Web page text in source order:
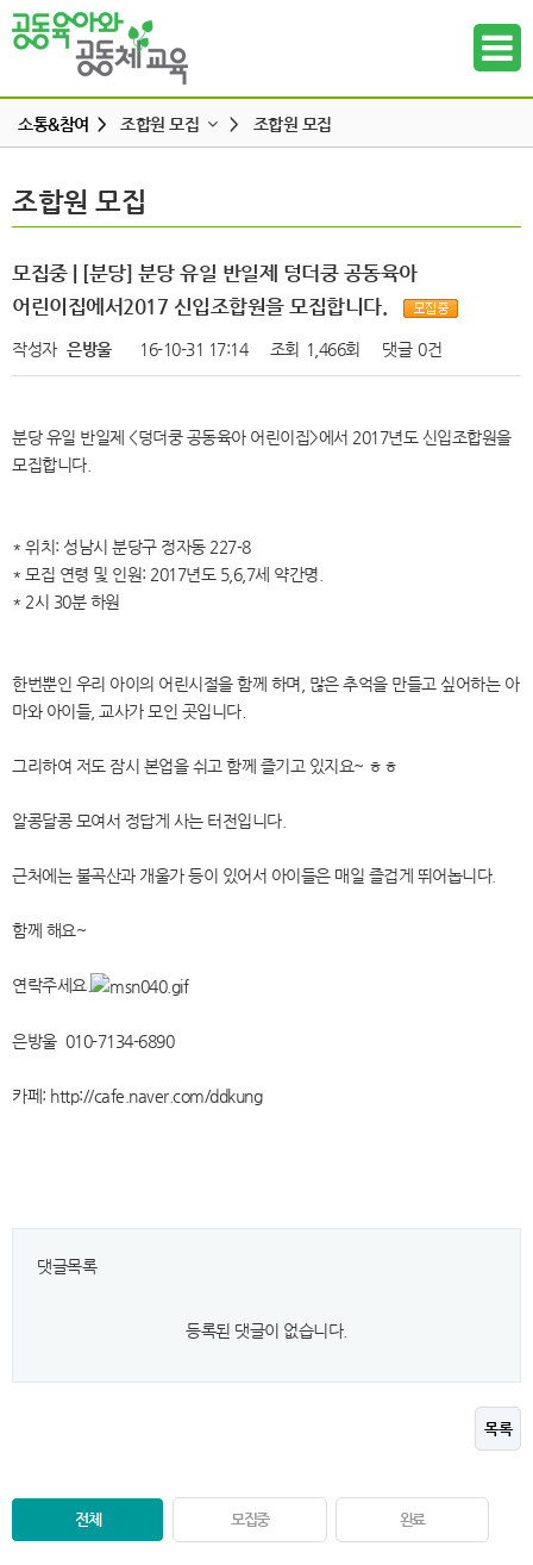
하위메뉴
하위메뉴
하위메뉴
소통&참여 > 조합원 모집 >
공동육아 ing
터전 소식
나도 한마디
조합원 모집
조합원 모집
모집중 | [분당] 분당 유일 반일제 덩더쿵 공동육아
어린이집에서2017 신입조합원을 모집합니다.
작성자 은방울 16-10-31 17:14 조회 1,466회 댓글 0건
분당 유일 반일제 <덩더쿵 공동육아 어린이집>에서 2017년도 신입조합원을
모집합니다.
* 위치: 성남시 분당구 정자동 227-8
* 모집 연령 및 인원: 2017년도 5,6,7세 약간명.
* 2시 30분 하원
한번뿐인 우리 아이의 어린시절을 함께 하며, 많은 추억을 만들고 싶어하는 아
마와 아이들, 교사가 모인 곳입니다.
그리하여 저도 잠시 본업을 쉬고 함께 즐기고 있지요~ ㅎㅎ
알콩달콩 모여서 정답게 사는 터전입니다.
근처에는 불곡산과 개울가 등이 있어서 아이들은 매일 즐겁게 뛰어놉니다.
함께 해요~
연락주세요.
은방울 010-7134-6890
카페: http://cafe.naver.com/ddkung
댓글목록
등록된 댓글이 없습니다.
목록
전체 모집중 완료